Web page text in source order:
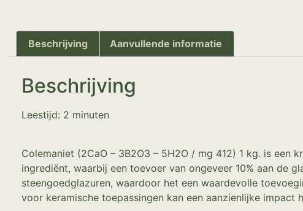
Beschrijving Aanvullende informatie
Beschrijving
Leestijd: 2 minuten
Colemaniet (2CaO – 3B2O3 – 5H2O / mg 412) 1 kg. is
ingrediënt, waarbij een toevoer van ongeveer 10% aan de
steengoedglazuren, waardoor het een waardevolle
voor keramische toepassingen kan een aanzienlijke